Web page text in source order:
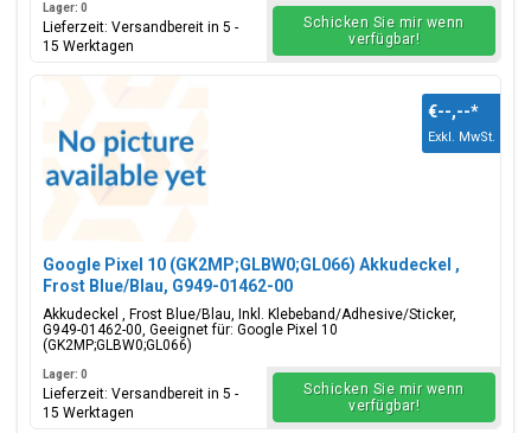
Lager: 0
Lieferzeit: Versandbereit in 5 -
15 Werktagen
Schicken Sie mir wenn
verfügbar!
Google Pixel 10 (GK2MP;GLBW0;GL066) Akkudeckel ,
Frost Blue/Blau, G949-01462-00
Akkudeckel , Frost Blue/Blau, Inkl. Klebeband/Adhesive/Sticker,
G949-01462-00, Geeignet für: Google Pixel 10
(GK2MP;GLBW0;GL066)
€--,--*
Exkl. MwSt.
Lager: 0
Lieferzeit: Versandbereit in 5 -
15 Werktagen
Schicken Sie mir wenn
verfügbar!